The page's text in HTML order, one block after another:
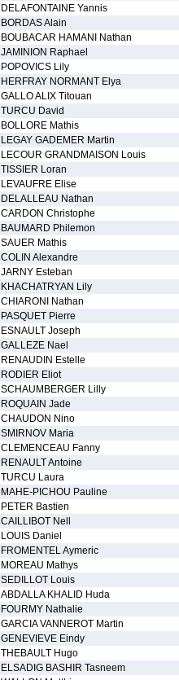
DELAFONTAINE Yannis
BORDAS Alain
BOUBACAR HAMANI Nathan
JAMINION Raphael
POPOVICS Lily
HERFRAY NORMANT Elya
GALLO ALIX Titouan
TURCU David
BOLLORE Mathis
LEGAY GADEMER Martin
LECOUR GRANDMAISON Louis
TISSIER Loran
LEVAUFRE Elise
DELALLEAU Nathan
CARDON Christophe
BAUMARD Philemon
SAUER Mathis
COLIN Alexandre
JARNY Esteban
KHACHATRYAN Lily
CHIARONI Nathan
PASQUET Pierre
ESNAULT Joseph
GALLEZE Nael
RENAUDIN Estelle
RODIER Eliot
SCHAUMBERGER Lilly
ROQUAIN Jade
CHAUDON Nino
SMIRNOV Maria
CLEMENCEAU Fanny
RENAULT Antoine
TURCU Laura
MAHE-PICHOU Pauline
PETER Bastien
CAILLIBOT Nell
LOUIS Daniel
FROMENTEL Aymeric
MOREAU Mathys
SEDILLOT Louis
ABDALLA KHALID Huda
FOURMY Nathalie
GARCIA VANNEROT Martin
GENEVIEVE Eindy
THEBAULT Hugo
ELSADIG BASHIR Tasneem